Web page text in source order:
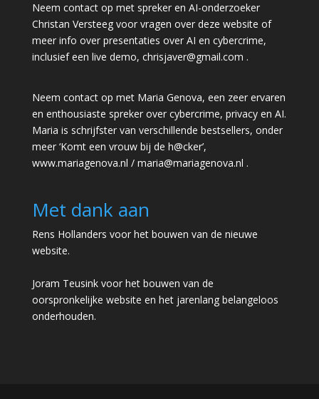
Neem contact op met spreker en AI-onderzoeker
Christan Versteeg voor vragen over deze website of
meer info over presentaties over AI en cybercrime,
inclusief een live demo, chrisjaver@gmail.com .
Neem contact op met Maria Genova, een zeer ervaren
en enthousiaste spreker over cybercrime, privacy en AI.
Maria is schrijfster van verschillende bestsellers, onder
meer ‘Komt een vrouw bij de h@cker’,
www.mariagenova.nl / maria@mariagenova.nl .
Met dank aan
Rens Hollanders voor het bouwen van de nieuwe
website.
Joram Teusink voor het bouwen van de
oorspronkelijke website en het jarenlang belangeloos
onderhouden.